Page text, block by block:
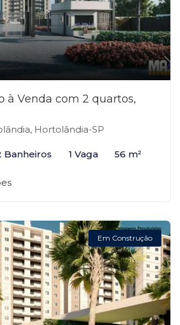
à Venda com 2 quartos,
Hortolândia-SP
Banheiros 1 Vaga 56 m²
Em Construção